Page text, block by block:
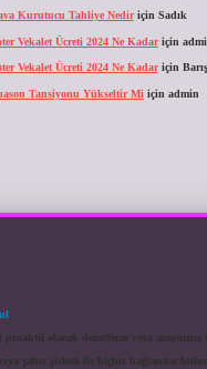
Kurutucu Tahliye Nediriçin Sadık
Vekalet Ücreti 2024 Ne Kadariçin
Vekalet Ücreti 2024 Ne Kadariçin Barış
Tansiyonu Yükseltir Mi için admin
olarak denetleme veya
şahıs şirketi ile hiçbir bağlantısı